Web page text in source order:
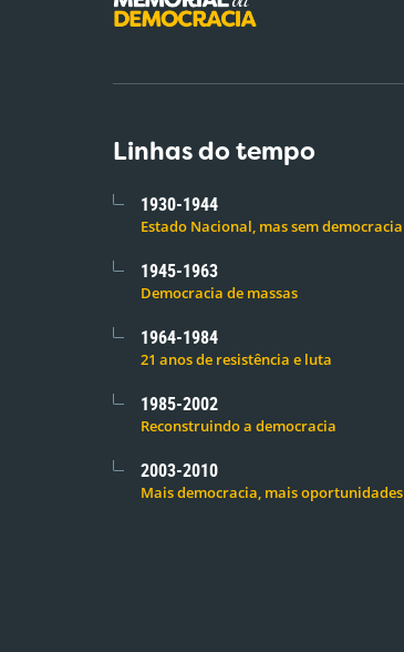
Linhas do tempo
1930-1944
Estado Nacional, mas sem democracia
1945-1963
Democracia de massas
1964-1984
21 anos de resistência e luta
1985-2002
Reconstruindo a democracia
2003-2010
Mais democracia, mais oportunidades